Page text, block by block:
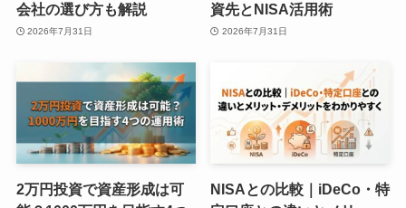
会社の選び方も解説
2026年7月31日
資先とNISA活用術
2026年7月31日
2万円投資で資産形成は可
NISAとの比較｜iDeCo・特